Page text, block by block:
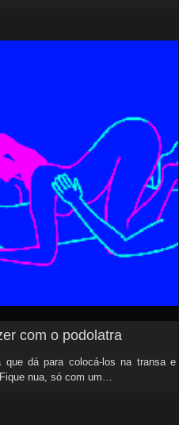
com o podolatra
dá para colocá-los na transa e
nua, só com um…